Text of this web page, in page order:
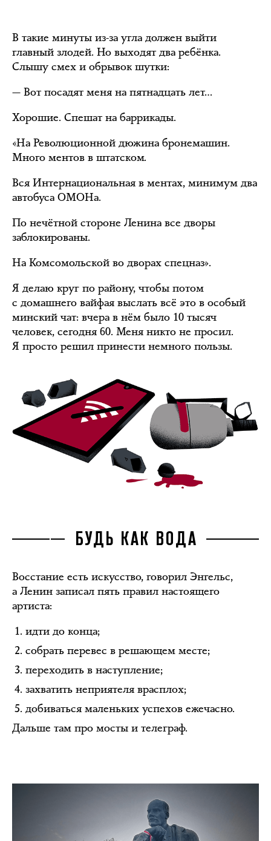
В такие минуты из-за угла должен выйти
главный злодей. Но выходят два ребёнка.
Слышу смех и обрывок шутки:
— Вот посадят меня на пятнадцать лет…
Хорошие. Спешат на баррикады.
«На Революционной дюжина бронемашин.
Много ментов в штатском.
Вся Интернациональная в ментах, минимум два
автобуса ОМОНа.
По нечётной стороне Ленина все дворы
заблокированы.
На Комсомольской во дворах спецназ».
Я делаю круг по району, чтобы потом
с домашнего вайфая выслать всё это в особый
минский чат: вчера в нём было 10 тысяч
человек, сегодня 60. Меня никто не просил.
Я просто решил принести немного пользы.
БУДЬ КАК ВОДА
Восстание есть искусство, говорил Энгельс,
а Ленин записал пять правил настоящего
артиста:
идти до конца;
собрать перевес в решающем месте;
переходить в наступление;
захватить неприятеля врасплох;
добиваться маленьких успехов ежечасно.
Дальше там про мосты и телеграф.